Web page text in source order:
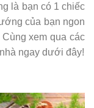
là bạn có 1 chiếc
của bạn ngon
xem qua các
ngay dưới đây!